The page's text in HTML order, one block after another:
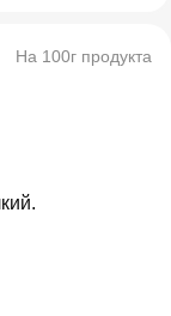
На 100г продукта